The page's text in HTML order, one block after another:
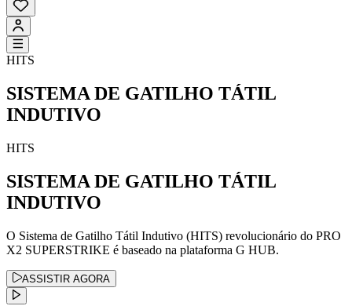
HITS
SISTEMA DE GATILHO TÁTIL
INDUTIVO
HITS
SISTEMA DE GATILHO TÁTIL
INDUTIVO
O Sistema de Gatilho Tátil Indutivo (HITS) revolucionário do PRO
X2 SUPERSTRIKE é baseado na plataforma G HUB.
ASSISTIR AGORA